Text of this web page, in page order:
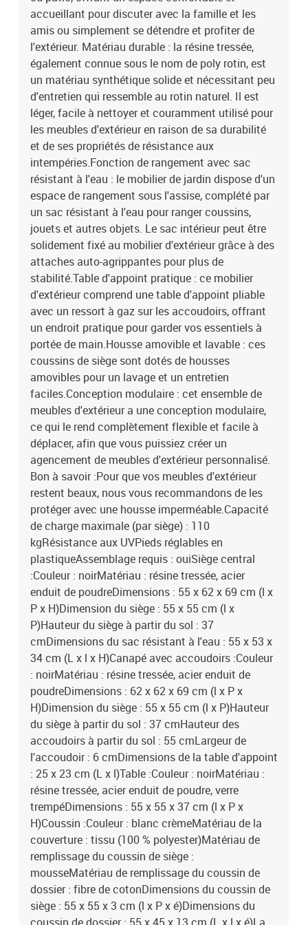
du sol : 37 cmHauteur des accoudoirs à partir du sol : 55
cmLargeur de l'accoudoir : 6 cmDimensions de la table d'appoint :
25 x 23 cm (L x l)Table :Couleur : noirMatériau : résine tressée,
acier enduit de poudre, verre trempéDimensions : 55 x 55 x 37 cm (l
x P x H)Coussin :Couleur : blanc crèmeMatériau de la couverture :
tissu (100 % polyester)Matériau de remplissage du coussin de
siège : mousseMatériau de remplissage du coussin de dossier :
fibre de cotonDimensions du coussin de siège : 55 x 55 x 3 cm (l x
P x é)Dimensions du coussin de dossier : 55 x 45 x 13 cm (L x l x
é)La livraison contient :2 x canapé d'accoudoir avec fonction de
rangement et sac résistant à l'eau2 x siège central incluant une
fonction de rangement avec un sac résistant à l'eau4 x coussin de
dossier4 x coussin de siège avec housse amovible et lavable1 x
table de jardin
accueillant pour discuter avec la famille et les
amis ou simplement se détendre et profiter de
l'extérieur. Matériau durable : la résine tressée,
également connue sous le nom de poly rotin, est
un matériau synthétique solide et nécessitant peu
d'entretien qui ressemble au rotin naturel. Il est
léger, facile à nettoyer et couramment utilisé pour
les meubles d'extérieur en raison de sa durabilité
et de ses propriétés de résistance aux
intempéries.Fonction de rangement avec sac
résistant à l'eau : le mobilier de jardin dispose d'un
espace de rangement sous l'assise, complété par
un sac résistant à l'eau pour ranger coussins,
jouets et autres objets. Le sac intérieur peut être
solidement fixé au mobilier d'extérieur grâce à des
attaches auto-agrippantes pour plus de
stabilité.Table d'appoint pratique : ce mobilier
d'extérieur comprend une table d'appoint pliable
avec un ressort à gaz sur les accoudoirs, offrant
un endroit pratique pour garder vos essentiels à
portée de main.Housse amovible et lavable : ces
coussins de siège sont dotés de housses
amovibles pour un lavage et un entretien
faciles.Conception modulaire : cet ensemble de
meubles d'extérieur a une conception modulaire,
ce qui le rend complètement flexible et facile à
déplacer, afin que vous puissiez créer un
agencement de meubles d'extérieur personnalisé.
Bon à savoir :Pour que vos meubles d'extérieur
restent beaux, nous vous recommandons de les
protéger avec une housse imperméable.Capacité
de charge maximale (par siège) : 110
kgRésistance aux UVPieds réglables en
plastiqueAssemblage requis : ouiSiège central
:Couleur : noirMatériau : résine tressée, acier
enduit de poudreDimensions : 55 x 62 x 69 cm (l x
P x H)Dimension du siège : 55 x 55 cm (l x
P)Hauteur du siège à partir du sol : 37
cmDimensions du sac résistant à l'eau : 55 x 53 x
34 cm (L x l x H)Canapé avec accoudoirs :Couleur
: noirMatériau : résine tressée, acier enduit de
poudreDimensions : 62 x 62 x 69 cm (l x P x
H)Dimension du siège : 55 x 55 cm (l x P)Hauteur
du siège à partir du sol : 37 cmHauteur des
accoudoirs à partir du sol : 55 cmLargeur de
l'accoudoir : 6 cmDimensions de la table d'appoint
: 25 x 23 cm (L x l)Table :Couleur : noirMatériau :
résine tressée, acier enduit de poudre, verre
trempéDimensions : 55 x 55 x 37 cm (l x P x
H)Coussin :Couleur : blanc crèmeMatériau de la
couverture : tissu (100 % polyester)Matériau de
remplissage du coussin de siège :
mousseMatériau de remplissage du coussin de
dossier : fibre de cotonDimensions du coussin de
siège : 55 x 55 x 3 cm (l x P x é)Dimensions du